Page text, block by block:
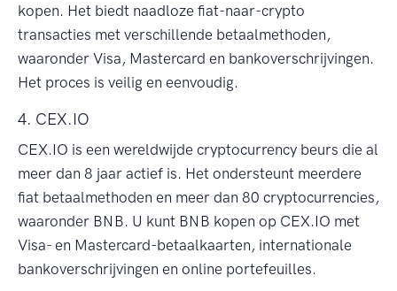
kopen. Het biedt naadloze fiat-naar-crypto
transacties met verschillende betaalmethoden,
waaronder Visa, Mastercard en bankoverschrijvingen.
Het proces is veilig en eenvoudig.
4. CEX.IO
CEX.IO is een wereldwijde cryptocurrency beurs die al
meer dan 8 jaar actief is. Het ondersteunt meerdere
fiat betaalmethoden en meer dan 80 cryptocurrencies,
waaronder BNB. U kunt BNB kopen op CEX.IO met
Visa- en Mastercard-betaalkaarten, internationale
bankoverschrijvingen en online portefeuilles.